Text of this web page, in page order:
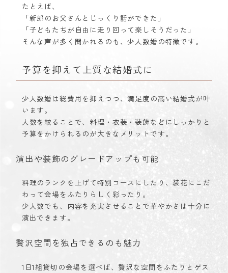
たとえば、
「新郎のお父さんとじっくり話ができた」
「子どもたちが自由に走り回って楽しそうだった」
そんな声が多く聞かれるのも、少人数婚の特徴です。
予算を抑えて上質な結婚式に
少人数婚は総費用を抑えつつ、満足度の高い結婚式が叶
います。
人数を絞ることで、料理・衣装・装飾などにしっかりと
予算をかけられるのが大きなメリットです。
演出や装飾のグレードアップも可能
料理のランクを上げて特別コースにしたり、装花にこだ
わって会場をふたりらしく彩ったり。
少人数でも、内容を充実させることで華やかさは十分に
演出できます。
贅沢空間を独占できるのも魅力
1日1組貸切の会場を選べば、贅沢な空間をふたりとゲス